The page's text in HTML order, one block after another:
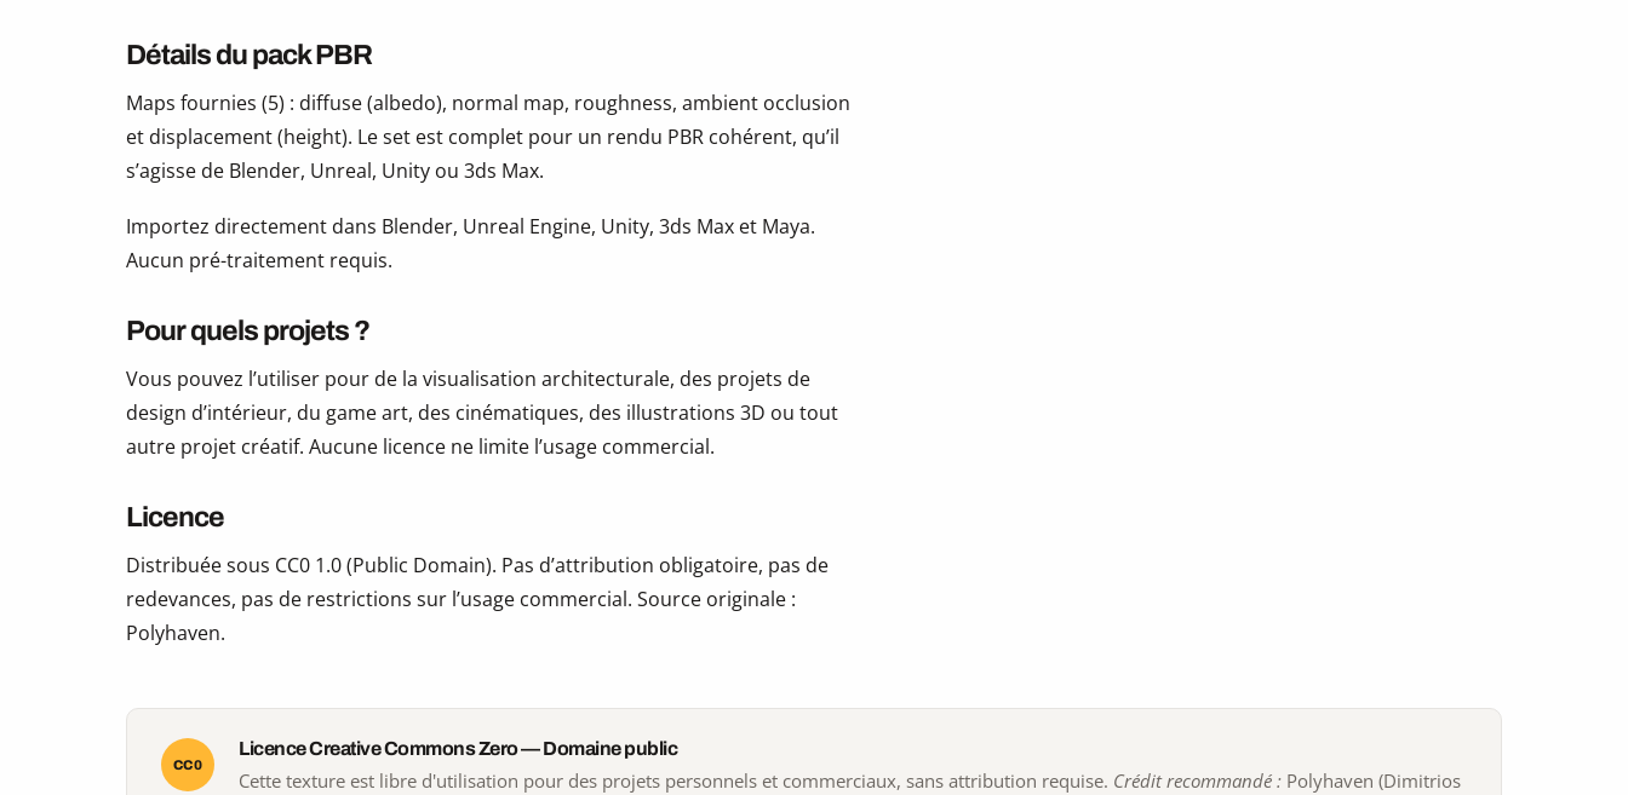
Détails du pack PBR
Maps fournies (5) : diffuse (albedo), normal map, roughness, ambient occlusion
et displacement (height). Le set est complet pour un rendu PBR cohérent, qu’il
s’agisse de Blender, Unreal, Unity ou 3ds Max.
Importez directement dans Blender, Unreal Engine, Unity, 3ds Max et Maya.
Aucun pré-traitement requis.
Pour quels projets ?
Vous pouvez l’utiliser pour de la visualisation architecturale, des projets de
design d’intérieur, du game art, des cinématiques, des illustrations 3D ou tout
autre projet créatif. Aucune licence ne limite l’usage commercial.
Licence
Distribuée sous CC0 1.0 (Public Domain). Pas d’attribution obligatoire, pas de
redevances, pas de restrictions sur l’usage commercial. Source originale :
Polyhaven.
CC0
Licence Creative Commons Zero — Domaine public
Cette texture est libre d'utilisation pour des projets personnels et commerciaux, sans attribution requise. Crédit recommandé : Polyhaven (Dimitrios